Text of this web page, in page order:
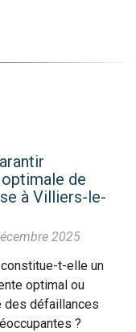
de
à Villiers-le-
2025
t-elle un
optimal ou
défaillances
?